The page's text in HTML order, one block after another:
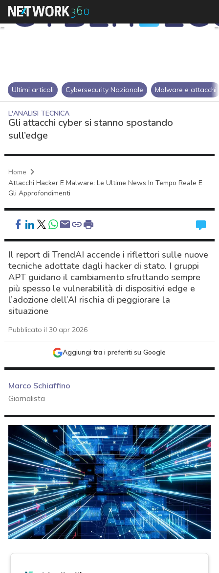
Ultimi articoli Cybersecurity Nazionale Malware e attacchi
L'ANALISI TECNICA
Gli attacchi cyber si stanno spostando
sull’edge
Home
Attacchi Hacker E Malware: Le Ultime News In Tempo Reale E
Gli Approfondimenti
Il report di TrendAI accende i riflettori sulle nuove
tecniche adottate dagli hacker di stato. I gruppi
APT guidano il cambiamento sfruttando sempre
più spesso le vulnerabilità di dispositivi edge e
l’adozione dell’AI rischia di peggiorare la
situazione
Pubblicato il 30 apr 2026
Aggiungi tra i preferiti su Google
Marco Schiaffino
Giornalista